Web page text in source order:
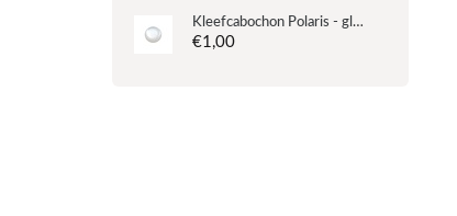
Kleefcabochon Polaris - glanzend - Wit - 24mm
€1,00